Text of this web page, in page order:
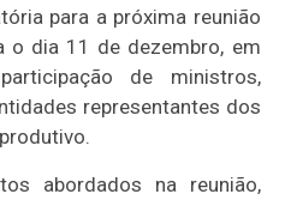
para a próxima reunião
o dia 11 de dezembro, em
de ministros,
representantes dos
abordados na reunião,